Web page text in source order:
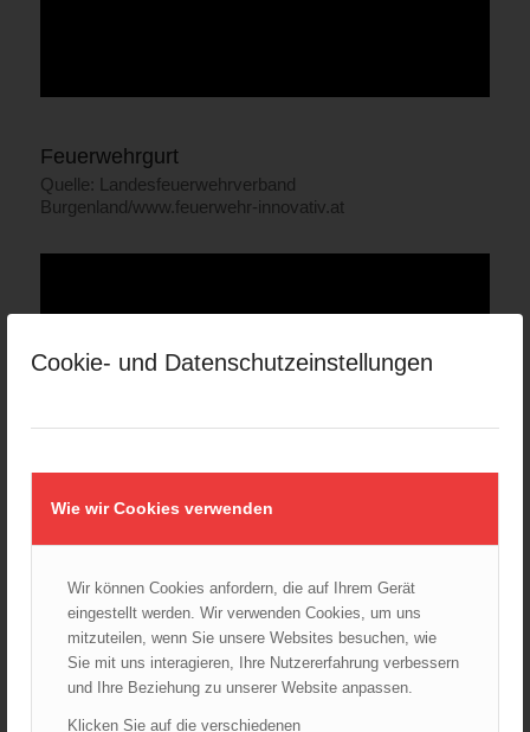
Cookie- und Datenschutzeinstellungen
Wie wir Cookies verwenden
Wir können Cookies anfordern, die auf Ihrem Gerät
eingestellt werden. Wir verwenden Cookies, um uns
mitzuteilen, wenn Sie unsere Websites besuchen, wie
Sie mit uns interagieren, Ihre Nutzererfahrung verbessern
und Ihre Beziehung zu unserer Website anpassen.
Klicken Sie auf die verschiedenen
Feuerwehrgurt
Quelle: Landesfeuerwehrverband
Burgenland/www.feuerwehr-innovativ.at
Quelle: Landesfeuerwehrverband
Burgenland/www.feuerwehr-innovativ.at